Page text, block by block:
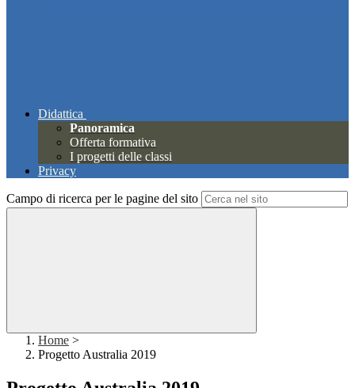
Didattica
Panoramica
Offerta formativa
I progetti delle classi
Privacy
Campo di ricerca per le pagine del sito
Home >
Progetto Australia 2019